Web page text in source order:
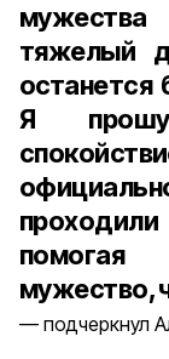
мужества
тяжелый
останется
Я прошу
помогая
мужество,
подчеркнул